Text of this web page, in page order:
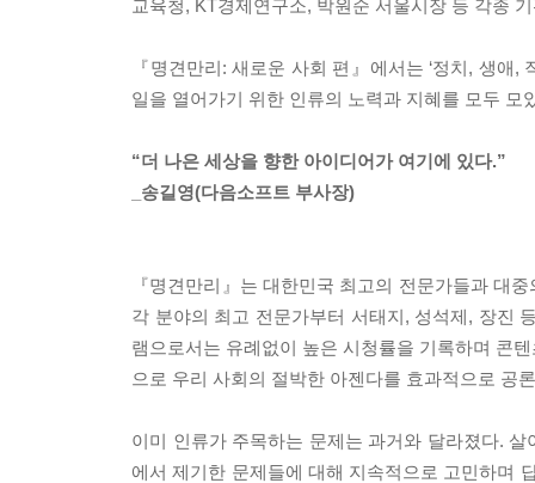
교육청, KT경제연구소, 박원순 서울시장 등 각종
『명견만리: 새로운 사회 편』에서는 ‘정치, 생애
일을 열어가기 위한 인류의 노력과 지혜를 모두 모
“더 나은 세상을 향한 아이디어가 여기에 있다.”
_송길영(다음소프트 부사장)
『명견만리』는 대한민국 최고의 전문가들과 대
각 분야의 최고 전문가부터 서태지, 성석제, 장진
램으로서는 유례없이 높은 시청률을 기록하며 콘
으로 우리 사회의 절박한 아젠다를 효과적으로 공
이미 인류가 주목하는 문제는 과거와 달라졌다.
에서 제기한 문제들에 대해 지속적으로 고민하며